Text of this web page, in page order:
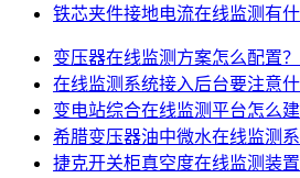
铁芯夹件接地电流在线监测有
变压器在线监测方案怎么配置
在线监测系统接入后台要注意
变电站综合在线监测平台怎么
希腊变压器油中微水在线监测
捷克开关柜真空度在线监测装